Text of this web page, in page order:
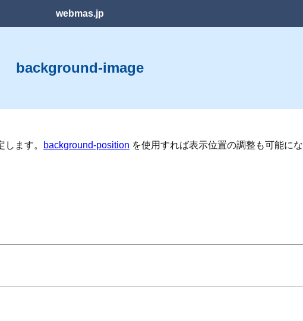
webmas.jp
background-image
ます。 background-position を使用すれば表示位置の調整も可能にな